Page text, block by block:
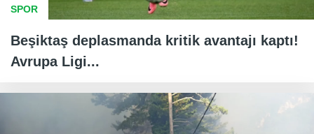
SPOR
Beşiktaş deplasmanda kritik avantajı kaptı!
Avrupa Ligi...